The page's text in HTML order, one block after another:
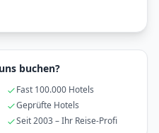
buchen?
Fast 100.000 Hotels
Geprüfte Hotels
Seit 2003 – Ihr Reise-Profi